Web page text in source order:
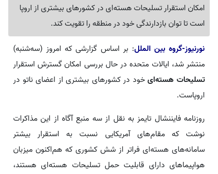
امکان استقرار تسلیحات هسته‌ای در کشورهای بیشتری از اروپا
است تا توان بازدارندگی خود در منطقه را تقویت کند.
نورنیوز-گروه بین الملل: بر اساس گزارشی که امروز (سه‌شنبه)
منتشر شد، ایالات متحده در حال بررسی امکان گسترش استقرار
تسلیحات هسته‌ایخود در کشورهای بیشتری از اعضای ناتو در
اروپاست.
روزنامه فایننشال تایمز به نقل از سه منبع آگاه از این مذاکرات
نوشت که مقام‌های آمریکایی نسبت به استقرار بیشتر
سامانه‌های هسته‌ای فراتر از شش کشوری که هم‌اکنون میزبان
هواپیماهای دارای قابلیت حمل تسلیحات هسته‌ای هستند،